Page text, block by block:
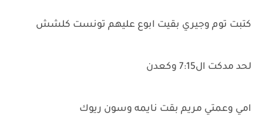
كتبت توم وجيري بقيت ابوع عليهم تونست كلشش
لحد مدكت ال7:15 وكعدن
امي وعمتي مريم بقت نايمه وسون ريوك